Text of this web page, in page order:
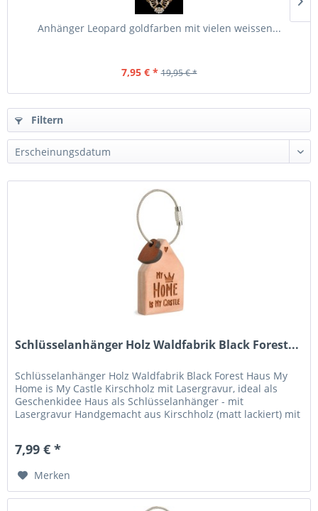
Anhänger Leopard goldfarben mit vielen weissen...
7,95 € * 19,95 € *
Filtern
Schlüsselanhänger Holz Waldfabrik Black Forest...
Schlüsselanhänger Holz Waldfabrik Black Forest Haus My
Home is My Castle Kirschholz mit Lasergravur, ideal als
Geschenkidee Haus als Schlüsselanhänger - mit
Lasergravur Handgemacht aus Kirschholz (matt lackiert) mit
7,99 € *
Merken